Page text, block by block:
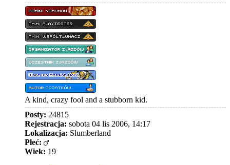
A kind, crazy fool and a stubborn kid.
Posty: 24815
Rejestracja: sobota 04 lis 2006, 14:17
Lokalizacja: Slumberland
Płeć:
Wiek: 19